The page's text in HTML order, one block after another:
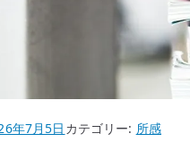
年7月5日 カテゴリー: 所感